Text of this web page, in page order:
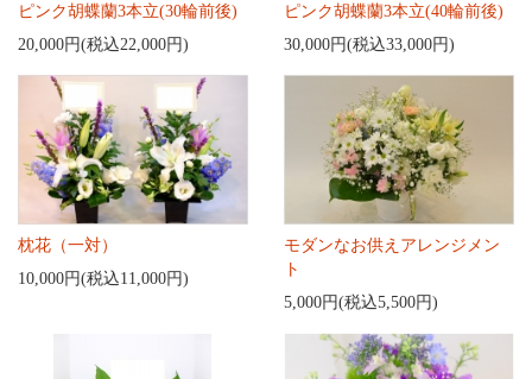
ピンク胡蝶蘭3本立(30輪前後)
20,000円(税込22,000円)
ピンク胡蝶蘭3本立(40輪前後)
30,000円(税込33,000円)
枕花（一対）
10,000円(税込11,000円)
モダンなお供えアレンジメン
ト
5,000円(税込5,500円)